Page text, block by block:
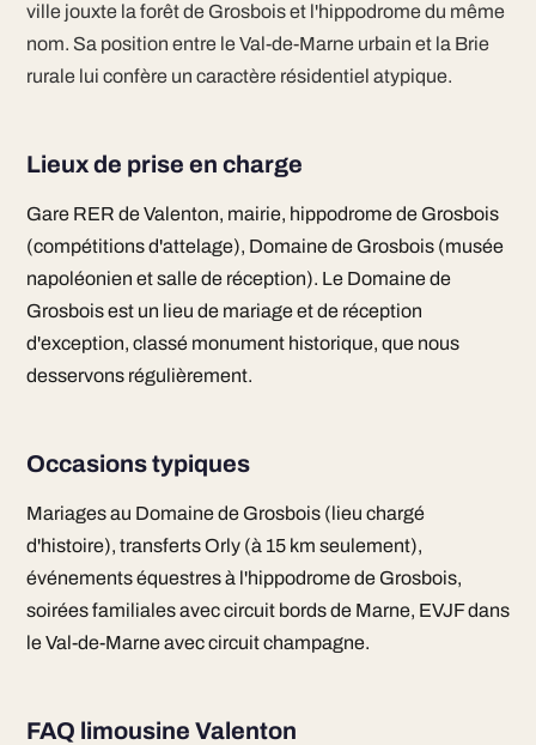
ville jouxte la forêt de Grosbois et l'hippodrome du même
nom. Sa position entre le Val-de-Marne urbain et la Brie
rurale lui confère un caractère résidentiel atypique.
Lieux de prise en charge
Gare RER de Valenton, mairie, hippodrome de Grosbois
(compétitions d'attelage), Domaine de Grosbois (musée
napoléonien et salle de réception). Le Domaine de
Grosbois est un lieu de mariage et de réception
d'exception, classé monument historique, que nous
desservons régulièrement.
Occasions typiques
Mariages au Domaine de Grosbois (lieu chargé
d'histoire), transferts Orly (à 15 km seulement),
événements équestres à l'hippodrome de Grosbois,
soirées familiales avec circuit bords de Marne, EVJF dans
le Val-de-Marne avec circuit champagne.
FAQ limousine Valenton